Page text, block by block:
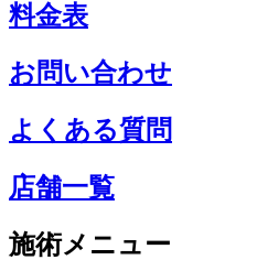
料金表
お問い合わせ
よくある質問
店舗一覧
施術メニュー